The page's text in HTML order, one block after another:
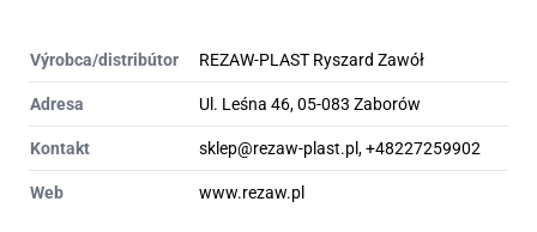
Výrobca/distribútor REZAW-PLAST Ryszard Zawół
Adresa Ul. Leśna 46, 05-083 Zaborów
Kontakt sklep@rezaw-plast.pl, +48227259902
Web www.rezaw.pl